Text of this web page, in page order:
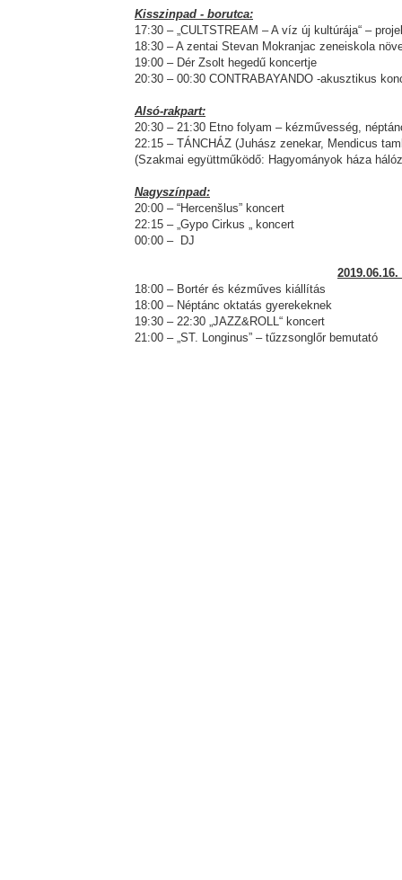
Kisszinpad - borutca:
17:30 – „CULTSTREAM – A víz úј kultúrája“ –
18:30 – A zentai Stevan Mokranjac zeneiskola
19:00 – Dér Zsolt hegedű koncertje
20:30 – 00:30 CONTRABAYANDO -akusztikus
Alsó-rakpart:
20:30 – 21:30 Etno folyam – kézművesség,
22:15 – TÁNCHÁZ (Juhász zenekar, Mendicus
(Szakmai együttműködő: Hagyományok háza
Nagyszínpad:
20:00 – “Hercenšlus” koncert
22:15 – „Gypo Cirkus „ koncert
00:00 – DJ
18:00 – Bortér és kézműves kiállítás
18:00 – Néptánc oktatás gyerekeknek
19:30 – 22:30 „JAZZ&ROLL“ koncert
21:00 – „ST. Longinus” – tűzzsonglőr bemutató